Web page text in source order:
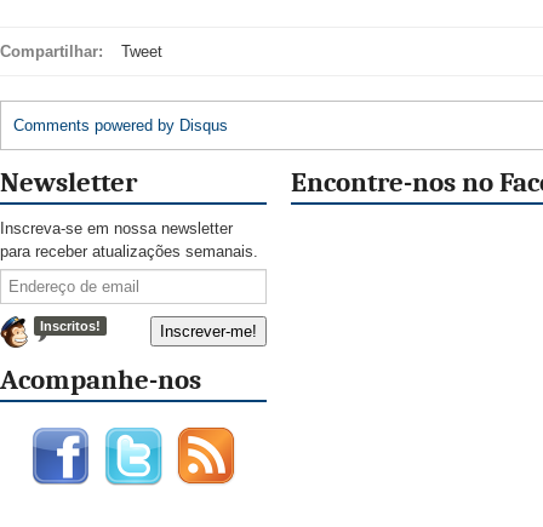
Compartilhar: Tweet
Comments powered by Disqus
Newsletter
Inscreva-se em nossa newsletter
para receber atualizações semanais.
Inscritos!
Acompanhe-nos
Encontre-nos no